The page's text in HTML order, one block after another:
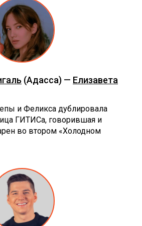
(Адасса) — Елизавета
и Феликса дублировала
ГИТИСа, говорившая и
во втором «Холодном